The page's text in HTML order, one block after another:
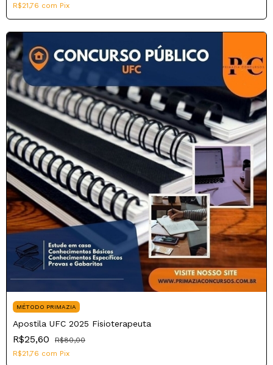
R$21,76 com Pix
MÉTODO PRIMAZIA
Apostila UFC 2025 Fisioterapeuta
R$25,60
R$80,00
R$21,76 com Pix